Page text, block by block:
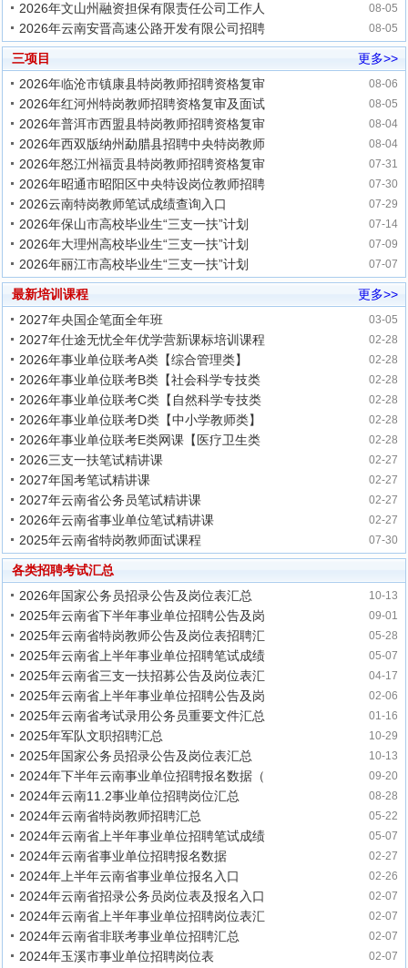
08-05
2026年文山州融资担保有限责任公司工作人
08-05
2026年云南安晋高速公路开发有限公司招聘
更多>>
三项目
08-06
2026年临沧市镇康县特岗教师招聘资格复审
08-05
2026年红河州特岗教师招聘资格复审及面试
08-04
2026年普洱市西盟县特岗教师招聘资格复审
08-04
2026年西双版纳州勐腊县招聘中央特岗教师
07-31
2026年怒江州福贡县特岗教师招聘资格复审
07-30
2026年昭通市昭阳区中央特设岗位教师招聘
07-29
2026云南特岗教师笔试成绩查询入口
07-14
2026年保山市高校毕业生“三支一扶”计划
07-09
2026年大理州高校毕业生“三支一扶”计划
07-07
2026年丽江市高校毕业生“三支一扶”计划
更多>>
最新培训课程
03-05
2027年央国企笔面全年班
02-28
2027年仕途无忧全年优学营新课标培训课程
02-28
2026年事业单位联考A类【综合管理类】
02-28
2026年事业单位联考B类【社会科学专技类
02-28
2026年事业单位联考C类【自然科学专技类
02-28
2026年事业单位联考D类【中小学教师类】
02-28
2026年事业单位联考E类网课【医疗卫生类
02-27
2026三支一扶笔试精讲课
02-27
2027年国考笔试精讲课
02-27
2027年云南省公务员笔试精讲课
02-27
2026年云南省事业单位笔试精讲课
07-30
2025年云南省特岗教师面试课程
各类招聘考试汇总
10-13
2026年国家公务员招录公告及岗位表汇总
09-01
2025年云南省下半年事业单位招聘公告及岗
05-28
2025年云南省特岗教师公告及岗位表招聘汇
05-07
2025年云南省上半年事业单位招聘笔试成绩
04-17
2025年云南省三支一扶招募公告及岗位表汇
02-06
2025年云南省上半年事业单位招聘公告及岗
01-16
2025年云南省考试录用公务员重要文件汇总
10-29
2025年军队文职招聘汇总
10-13
2025年国家公务员招录公告及岗位表汇总
09-20
2024年下半年云南事业单位招聘报名数据（
08-28
2024年云南11.2事业单位招聘岗位汇总
05-22
2024年云南省特岗教师招聘汇总
05-07
2024年云南省上半年事业单位招聘笔试成绩
02-27
2024年云南省事业单位招聘报名数据
02-26
2024年上半年云南省事业单位报名入口
02-07
2024年云南省招录公务员岗位表及报名入口
02-07
2024年云南省上半年事业单位招聘岗位表汇
02-07
2024年云南省非联考事业单位招聘汇总
02-07
2024年玉溪市事业单位招聘岗位表